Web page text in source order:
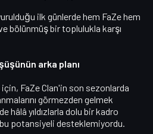
ilk günlerde hem FaZe hem
bölünmüşbir toplulukla karşı
arka planı
için, FaZe Clan'in son sezonlarda
görmezden gelmek
hâlâ yıldızlarla dolu bir kadro
potansiyeli desteklemiyordu.